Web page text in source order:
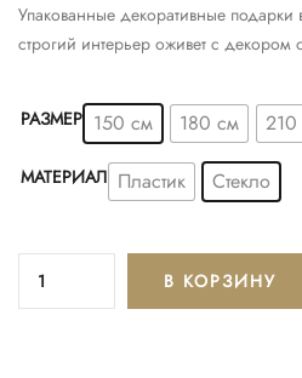
Упакованные декоративные
строгий интерьер оживет с декором
РАЗМЕР 150 см 180 см
МАТЕРИАЛ Пластик Стекло
В КОРЗИНУ